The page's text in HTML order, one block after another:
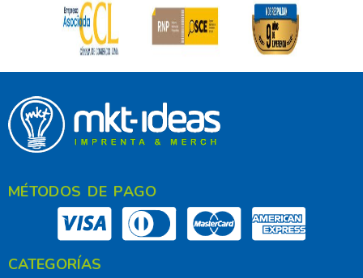
MÉTODOS DE PAGO
CATEGORÍAS